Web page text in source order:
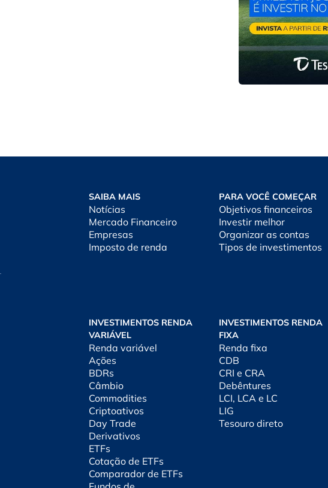
SAIBA MAIS
Notícias
Mercado Financeiro
Empresas
Imposto de renda
PARA VOCÊ COMEÇAR
Objetivos financeiros
Investir melhor
Organizar as contas
Tipos de investimentos
INVESTIMENTOS RENDA
VARIÁVEL
Renda variável
Ações
BDRs
Câmbio
Commodities
Criptoativos
Day Trade
Derivativos
ETFs
Cotação de ETFs
Comparador de ETFs
INVESTIMENTOS RENDA
FIXA
Renda fixa
CDB
CRI e CRA
Debêntures
LCI, LCA e LC
LIG
Tesouro direto